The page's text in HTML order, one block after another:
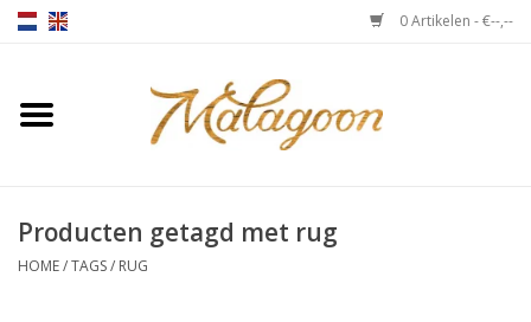
0 Artikelen - €--,--
Home
Plaids
Producten getagd met rug
HOME/TAGS/ RUG